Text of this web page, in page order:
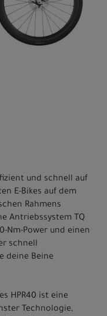
und schnell auf
E-Bikes auf dem
Rahmens
Antriebssystem TQ
Nm-Power und einen
schnell
deine Beine
HPR40 ist eine
Technologie,